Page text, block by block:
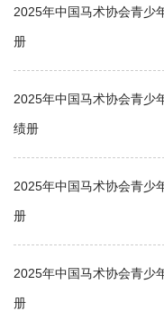
2025年中国马术协会青少
册
2025年中国马术协会青少
绩册
2025年中国马术协会青少
册
2025年中国马术协会青少
册